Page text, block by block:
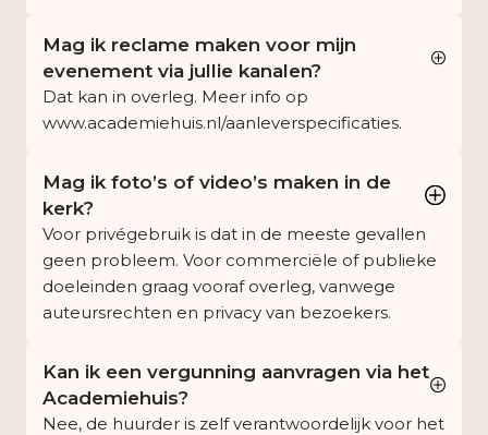
Mag ik reclame maken voor mijn
evenement via jullie kanalen?
Dat kan in overleg. Meer info op
www.academiehuis.nl/aanleverspecificaties.
Mag ik foto’s of video’s maken in de
kerk?
Voor privégebruik is dat in de meeste gevallen
geen probleem. Voor commerciële of publieke
doeleinden graag vooraf overleg, vanwege
auteursrechten en privacy van bezoekers.
Kan ik een vergunning aanvragen via het
Academiehuis?
Nee, de huurder is zelf verantwoordelijk voor het